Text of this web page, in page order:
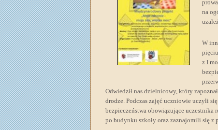
na
W
z I
Odwiedził nas dzielnicowy, który
drodze. Podczas zajęć uczniowie uczyli
bezpieczeństwa obowiązujące uczestnika
po budynku szkoły oraz zaznajomili się z